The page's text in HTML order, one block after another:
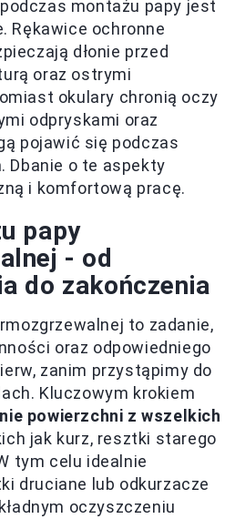
montażu papy jest
Rękawice ochronne
dłonie przed
oraz ostrymi
okulary chronią oczy
odpryskami oraz
pojawić się podczas
Dbanie o te aspekty
i komfortową pracę.
papy
- od
do zakończenia
to zadanie,
oraz odpowiedniego
zanim przystąpimy do
Kluczowym krokiem
powierzchni z wszelkich
jak kurz, resztki starego
tym celu idealnie
druciane lub odkurzacze
oczyszczeniu